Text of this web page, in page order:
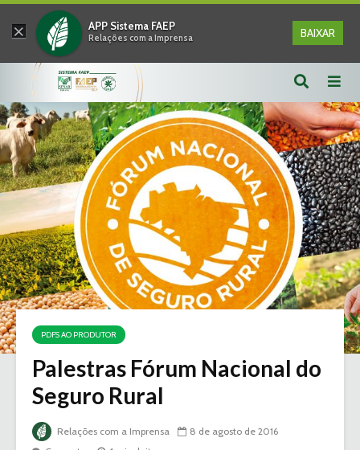
× APP Sistema FAEP
Relações com a Imprensa BAIXAR
PDFS AO PRODUTOR
Palestras Fórum Nacional do
Seguro Rural
Relações com a Imprensa
8 de agosto de 2016